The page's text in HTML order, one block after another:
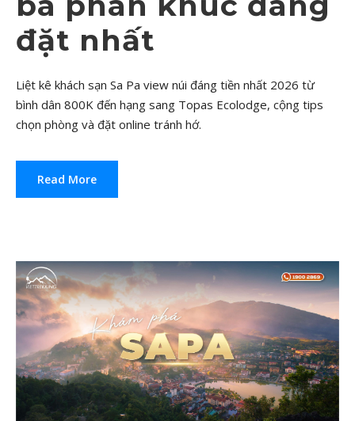
đặt nhất
Liệt kê khách sạn Sa Pa view núi đáng tiền nhất 2026 từ
bình dân 800K đến hạng sang Topas Ecolodge, cộng tips
chọn phòng và đặt online tránh hớ.
Read More